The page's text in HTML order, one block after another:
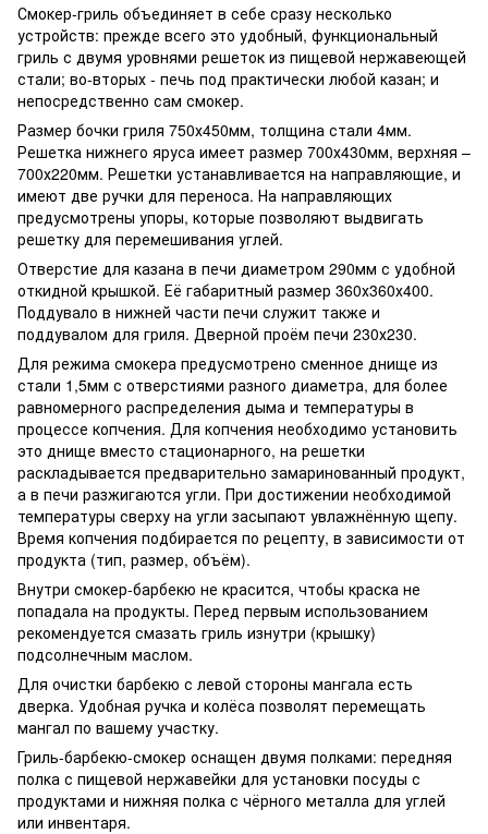
Смокер-гриль объединяет в себе сразу несколько
устройств: прежде всего это удобный, функциональный
гриль с двумя уровнями решеток из пищевой нержавеющей
стали; во-вторых - печь под практически любой казан; и
непосредственно сам смокер.
Размер бочки гриля 750х450мм, толщина стали 4мм.
Решетка нижнего яруса имеет размер 700х430мм, верхняя –
700х220мм. Решетки устанавливается на направляющие, и
имеют две ручки для переноса. На направляющих
предусмотрены упоры, которые позволяют выдвигать
решетку для перемешивания углей.
Отверстие для казана в печи диаметром 290мм с удобной
откидной крышкой. Её габаритный размер 360х360х400.
Поддувало в нижней части печи служит также и
поддувалом для гриля. Дверной проём печи 230х230.
Для режима смокера предусмотрено сменное днище из
стали 1,5мм с отверстиями разного диаметра, для более
равномерного распределения дыма и температуры в
процессе копчения. Для копчения необходимо установить
это днище вместо стационарного, на решетки
раскладывается предварительно замаринованный продукт,
а в печи разжигаются угли. При достижении необходимой
температуры сверху на угли засыпают увлажнённую щепу.
Время копчения подбирается по рецепту, в зависимости от
продукта (тип, размер, объём).
Внутри смокер-барбекю не красится, чтобы краска не
попадала на продукты. Перед первым использованием
рекомендуется смазать гриль изнутри (крышку)
подсолнечным маслом.
Для очистки барбекю с левой стороны мангала есть
дверка. Удобная ручка и колёса позволят перемещать
мангал по вашему участку.
Гриль-барбекю-смокер оснащен двумя полками: передняя
полка с пищевой нержавейки для установки посуды с
продуктами и нижняя полка с чёрного металла для углей
или инвентаря.